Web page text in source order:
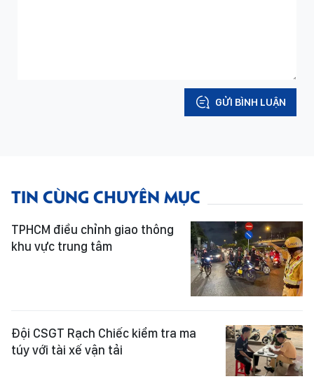
GỬI BÌNH LUẬN
TIN CÙNG CHUYÊN MỤC
TPHCM điều chỉnh giao thông
khu vực trung tâm
Đội CSGT Rạch Chiếc kiểm tra ma
túy với tài xế vận tải